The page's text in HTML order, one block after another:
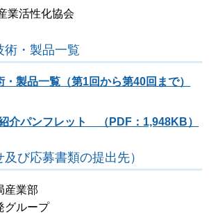
業活性化協会
術・製品一覧
製品一覧（第1回から第40回まで）
介パンフレット （PDF：1,948KB）
び応募書類の提出先）
産業部
グループ